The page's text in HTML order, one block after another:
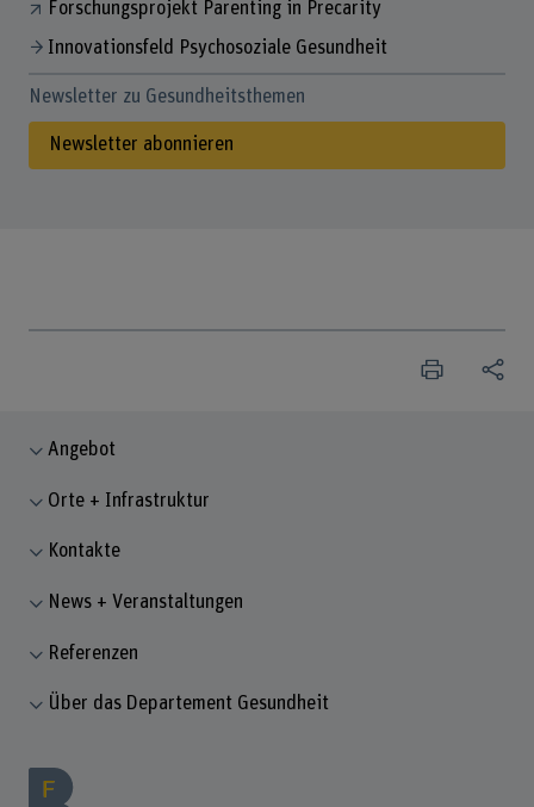
Forschungsprojekt Parenting in Precarity
Innovationsfeld Psychosoziale Gesundheit
Newsletter zu Gesundheitsthemen
Newsletter abonnieren
Angebot
Orte + Infrastruktur
Kontakte
News + Veranstaltungen
Referenzen
Über das Departement Gesundheit